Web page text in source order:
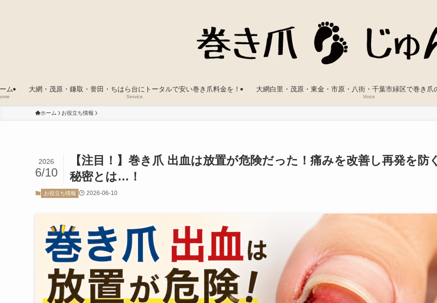
ム 大網・茂原・鎌取・誉田・ちはら台にトータルで安い巻き爪料金を！
Service
大網白里・茂原・東金・市原・八街・千葉市緑区で巻き爪
Voice
ホーム お役立ち情報
【注目！】巻き爪 出血は放置が危険だった！痛みを改善し再発を防
秘密とは…！
2026
6/10
お役立ち情報 2026-06-10